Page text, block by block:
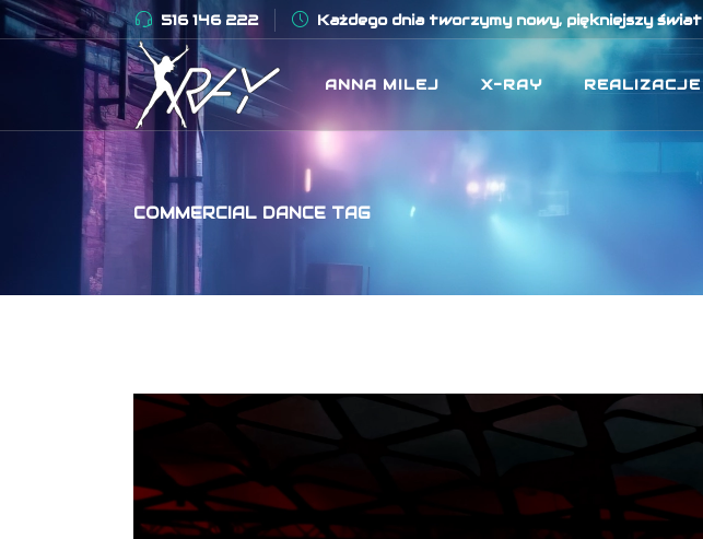
516 146 222 Każdego dnia tworzymy nowy, piękniejszy świat
ANNA MILEJ X-RAY REALIZACJE
COMMERCIAL DANCE TAG